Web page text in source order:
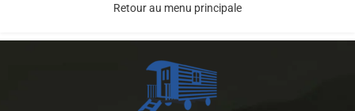
Retour au menu principale